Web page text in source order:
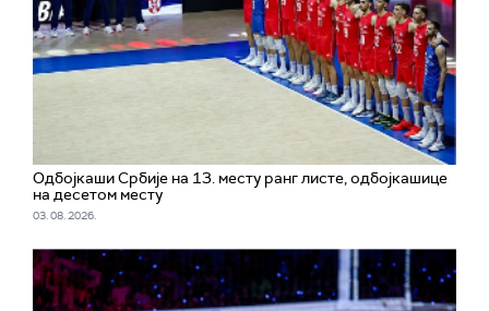
Одбојкаши Србије на 13. месту ранг листе, одбојкашице
на десетом месту
03. 08. 2026.